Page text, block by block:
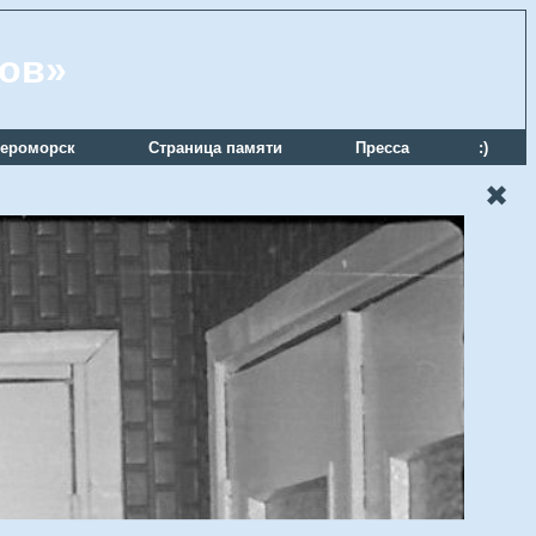
Страница памяти Пресса :)
✖